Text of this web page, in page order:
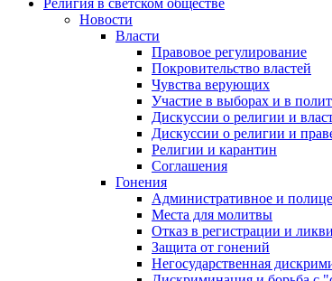
Религия в светском обществе
Новости
Власти
Правовое регулирование
Покровительство властей
Чувства верующих
Участие в выборах и в
Дискуссии о религии и
Дискуссии о религии и
Религии и карантин
Соглашения
Гонения
Административное и
Места для молитвы
Отказ в регистрации и
Защита от гонений
Негосударственная